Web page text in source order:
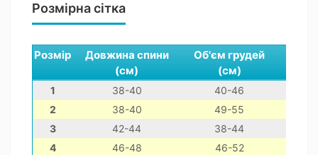
Розмірна сітка
Розмір
Довжина спини
(см)
Об'єм грудей
(см)
1 38-40 40-46
2
38-40 49-55
3
42-44 38-44
4
46-48 46-52